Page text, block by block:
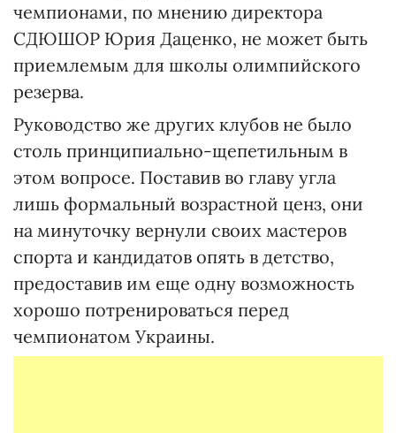
чемпионами, по мнению директора
СДЮШОР Юрия Даценко, не может быть
приемлемым для школы олимпийского
резерва.
Руководство же других клубов не было
столь принципиально-щепетильным в
этом вопросе. Поставив во главу угла
лишь формальный возрастной ценз, они
на минуточку вернули своих мастеров
спорта и кандидатов опять в детство,
предоставив им еще одну возможность
хорошо потренироваться перед
чемпионатом Украины.